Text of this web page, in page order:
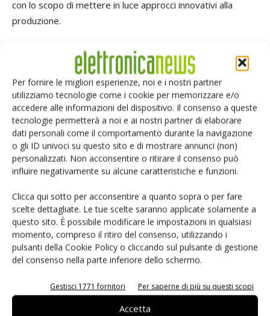
Per fornire le migliori esperienze, noi e i nostri partner
utilizziamo tecnologie come i cookie per memorizzare e/o
accedere alle informazioni del dispositivo. Il consenso a queste
tecnologie permetterà a noi e ai nostri partner di elaborare
dati personali come il comportamento durante la navigazione
o gli ID univoci su questo sito e di mostrare annunci (non)
personalizzati. Non acconsentire o ritirare il consenso può
influire negativamente su alcune caratteristiche e funzioni.
Clicca qui sotto per acconsentire a quanto sopra o per fare
scelte dettagliate. Le tue scelte saranno applicate solamente a
questo sito. È possibile modificare le impostazioni in qualsiasi
momento, compreso il ritiro del consenso, utilizzando i
pulsanti della Cookie Policy o cliccando sul pulsante di gestione
del consenso nella parte inferiore dello schermo.
Gestisci 1771 fornitori Per saperne di più su questi scopi
Accetta
con lo scopo di mettere in luce approcci innovativi alla
produzione.
SESSIONE 4: tabella di marcia delle tecnologie dirompenti
e opportunità presentate dalla digitalizzazione
I semiconduttori sono fondamentali per creare un percorso
tecnologico dirompente nelle diverse aree in cui operano,
dai dispositivi medici all'automotive, all'intelligenza
artificiale e altro ancora. Questa sessione esplorerà come i
semiconduttori siano dei facilitatori essenziali, alimentando
la digitalizzazione in tutti i dispositivi innovativi utilizzati
oggi. I leader del settore porranno l’accento su come le
tecnologie dirompenti contribuiscono a costruire un futuro
digitale sostenibile e sulle innovazioni del settore attese
dai consumatori.
Il simposio offre varie opportunità di networking quali un